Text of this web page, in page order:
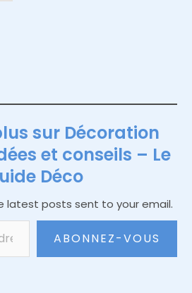
sur Décoration
et conseils – Le
Déco
latest posts sent to your email.
ABONNEZ-VOUS